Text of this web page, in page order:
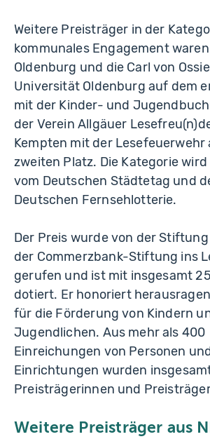
Weitere Preisträger in der
kommunales Engagement
Oldenburg und die Carl von
Universität Oldenburg auf dem
mit der Kinder- und
der Verein Allgäuer
Kempten mit der Lesefeuerwehr
zweiten Platz. Die Kategorie
vom Deutschen Städtetag und
Deutschen Fernsehlotterie.
Der Preis wurde von der
der Commerzbank-Stiftung ins
gerufen und ist mit insgesamt
dotiert. Er honoriert
für die Förderung von Kindern
Jugendlichen. Aus mehr als 400
Einreichungen von Personen
Einrichtungen wurden
Preisträgerinnen und
Weitere Preisträger aus